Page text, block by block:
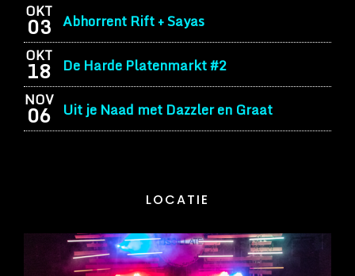
OKT
03 Abhorrent Rift + Sayas
OKT
18 De Harde Platenmarkt #2
NOV
06 Uit je Naad met Dazzler en Graat
LOCATIE